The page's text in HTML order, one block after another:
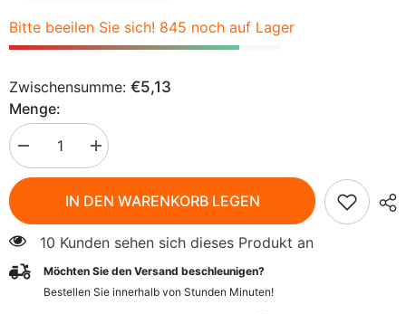
Bitte beeilen Sie sich! 845 noch auf Lager
Zwischensumme: €5,13
Menge:
verringern
für
Macadamianüsse
75
g
-
BIO
PLANET
Menge
erhöhen
für
Macadamianüsse
BIO
-
PLANET
IN DEN WARENKORB LEGEN
10 Kunden sehen sich dieses Produkt an
Möchten Sie den Versand beschleunigen?
Bestellen Sie innerhalb von Stunden Minuten!